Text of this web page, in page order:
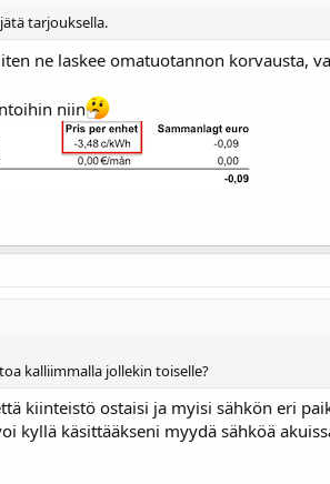
tarjouksella.
ne laskee omatuotannon korvausta,
niin
kalliimmalla jollekin toiselle?
kiinteistö ostaisi ja myisi sähkön eri
kyllä käsittääkseni myydä sähköä